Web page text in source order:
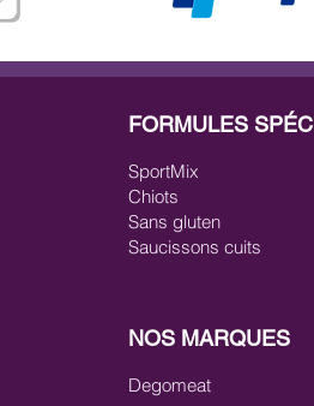
FORMULES
SportMix
Chiots
Sans gluten
Saucissons cuits
NOS MARQUES
Degomeat